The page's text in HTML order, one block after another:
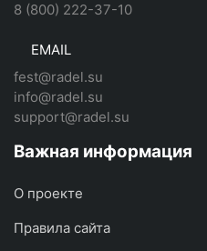
8 (800) 222-37-10
EMAIL
fest@radel.su
info@radel.su
support@radel.su
Важная информация
О проекте
Правила сайта